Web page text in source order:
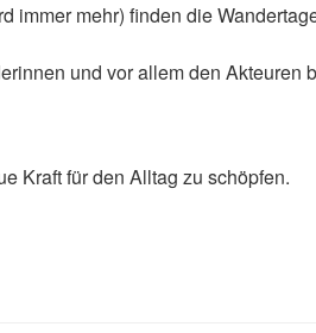
mehr) finden die
und vor allem den Akteuren
Kraft für den Alltag zu schöpfen.